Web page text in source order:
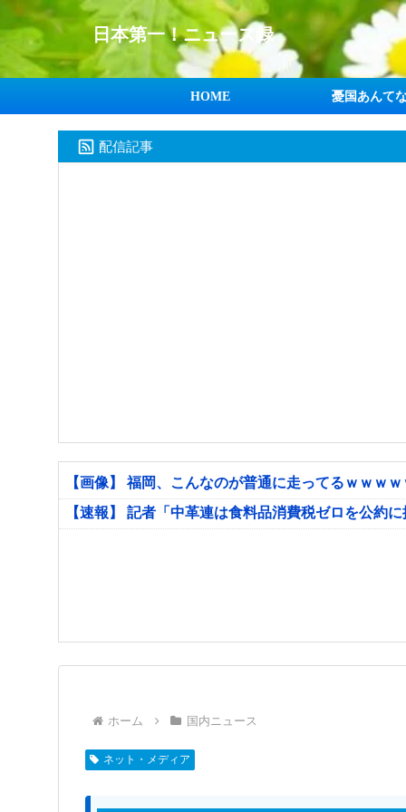
日本第一！ニュース録
HOME 憂国あんて
配信記事
【画像】 福岡、こんなのが普通に走ってるｗｗｗ
【速報】 記者「中革連は食料品消費税ゼロを公約
ホーム 国内ニュース
ネット・メディア